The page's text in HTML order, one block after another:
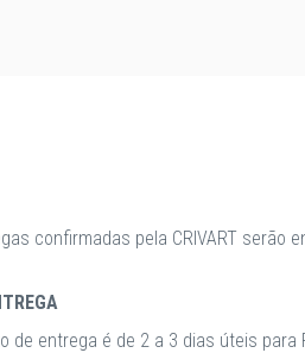
confirmadas pela CRIVART
de entrega é de 2 a 3 dias úteis